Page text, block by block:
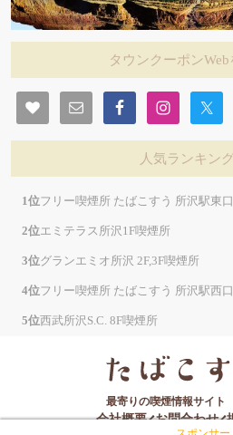
タウンクーポン
人気ランキン
フリー喫煙所 たばこすう 所沢駅東口
エミテラス所沢1F喫煙所
グランエミオ所沢 2F,3F喫煙所
フリー喫煙所 たばこすう 所沢駅西口
西武所沢S.C. 8F喫煙所
最寄りの喫煙情報サイト
会社概要 お問合わせ